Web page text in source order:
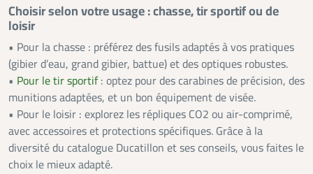
Choisir selon votre usage : chasse, tir sportif ou de
loisir
• Pour la chasse : préférez des fusils adaptés à vos pratiques
(gibier d’eau, grand gibier, battue) et des optiques robustes.
• Pour le tir sportif: optez pour des carabines de précision, des
munitions adaptées, et un bon équipement de visée.
• Pour le loisir : explorez les répliques CO2 ou air-comprimé,
avec accessoires et protections spécifiques. Grâce à la
diversité du catalogue Ducatillon et ses conseils, vous faites le
choix le mieux adapté.